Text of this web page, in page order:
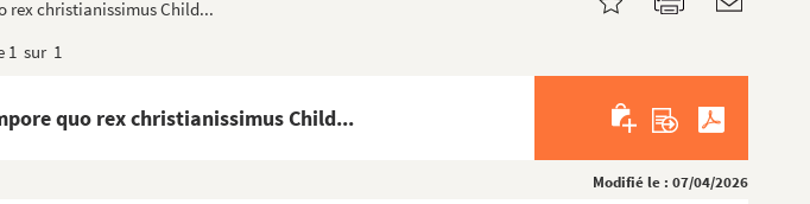
rex christianissimus Child...
1 sur 1
quo rex christianissimus Child...
Modifié le : 07/04/2026
en...